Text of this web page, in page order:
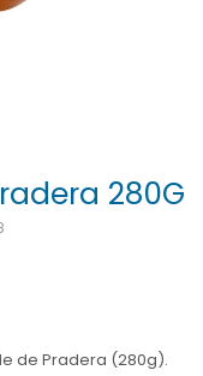
280G
de Pradera (280g).